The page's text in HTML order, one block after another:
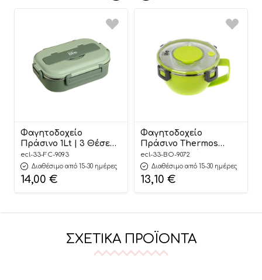
Φαγητοδοχείο
Πράσινο 1Lt | 3 Θέσεων
5208009003199 – Ecolife
ecl-33-FC-9093
Διαθέσιμο από 15-30 ημέρες
14,00 €
Φαγητοδοχείο
Πράσινο Thermos
850ml | Με Χώρισμα
5208009000518 – Ecolife
ecl-33-BO-9072
Διαθέσιμο από 15-30 ημέρες
13,10 €
ΣΧΕΤΙΚΆ ΠΡΟΪΌΝΤΑ